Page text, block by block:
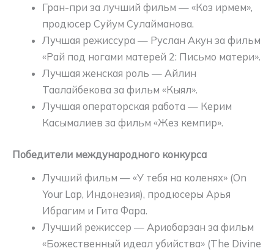
Гран-при за лучший фильм — «Коз ирмем»,
продюсер Суйум Сулайманова.
Лучшая режиссура — Руслан Акун за фильм
«Рай под ногами матерей 2: Письмо матери».
Лучшая женская роль — Айлин
Таалайбекова за фильм «Кыял».
Лучшая операторская работа — Керим
Касымалиев за фильм «Жез кемпир».
Победители международного конкурса
Лучший фильм — «У тебя на коленях» (On
Your Lap, Индонезия), продюсеры Арья
Ибрагим и Гита Фара.
Лучший режиссер — Ариобарзан за фильм
«Божественный идеал убийства» (The Divine